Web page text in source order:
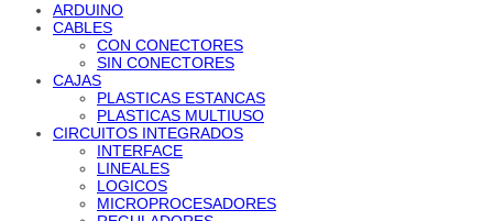
ARDUINO
CABLES
CON CONECTORES
SIN CONECTORES
CAJAS
PLASTICAS ESTANCAS
PLASTICAS MULTIUSO
CIRCUITOS INTEGRADOS
INTERFACE
LINEALES
LOGICOS
MICROPROCESADORES